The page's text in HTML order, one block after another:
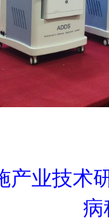
产业技术
病